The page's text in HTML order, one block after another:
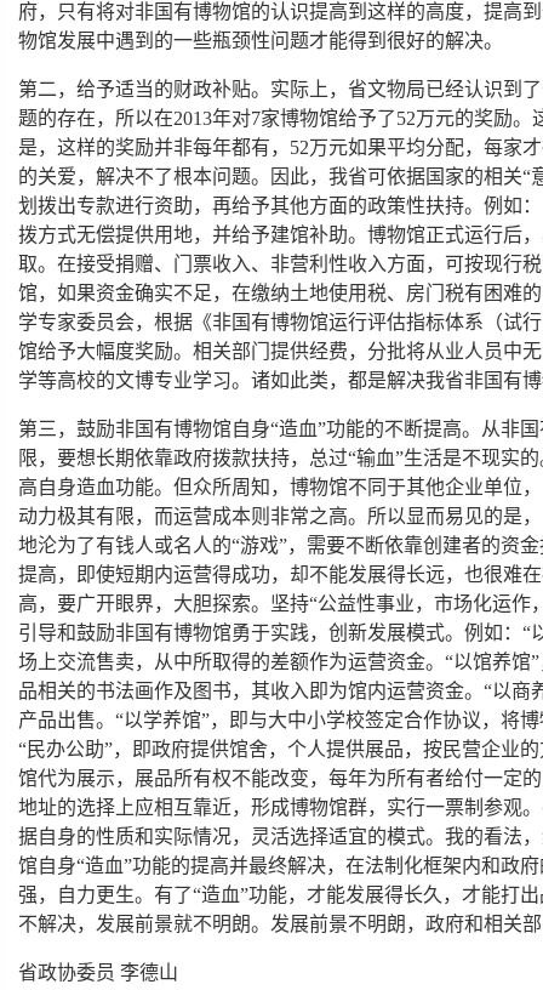
府，只有将对非国有博物馆的认识提高到这样的高度，提高
物馆发展中遇到的一些瓶颈性问题才能得到很好的解决。
第二，给予适当的财政补贴。实际上，省文物局已经认识到
题的存在，所以在2013年对7家博物馆给予了52万元的奖励
是，这样的奖励并非每年都有，52万元如果平均分配，每家
的关爱，解决不了根本问题。因此，我省可依据国家的相关“
划拨出专款进行资助，再给予其他方面的政策性扶持。例如
拨方式无偿提供用地，并给予建馆补助。博物馆正式运行后
取。在接受捐赠、门票收入、非营利性收入方面，可按现行
馆，如果资金确实不足，在缴纳土地使用税、房门税有困难
学专家委员会，根据《非国有博物馆运行评估指标体系（试
馆给予大幅度奖励。相关部门提供经费，分批将从业人员中
学等高校的文博专业学习。诸如此类，都是解决我省非国有
第三，鼓励非国有博物馆自身“造血”功能的不断提高。从非
限，要想长期依靠政府拨款扶持，总过“输血”生活是不现实
高自身造血功能。但众所周知，博物馆不同于其他企业单位
动力极其有限，而运营成本则非常之高。所以显而易见的是
地沦为了有钱人或名人的“游戏”，需要不断依靠创建者的资
提高，即使短期内运营得成功，却不能发展得长远，也很难
高，要广开眼界，大胆探索。坚持“公益性事业，市场化运作
引导和鼓励非国有博物馆勇于实践，创新发展模式。例如：“
场上交流售卖，从中所取得的差额作为运营资金。“以馆养馆
品相关的书法画作及图书，其收入即为馆内运营资金。“以商
产品出售。“以学养馆”，即与大中小学校签定合作协议，将
“民办公助”，即政府提供馆舍，个人提供展品，按民营企业
馆代为展示，展品所有权不能改变，每年为所有者给付一定
地址的选择上应相互靠近，形成博物馆群，实行一票制参观
据自身的性质和实际情况，灵活选择适宜的模式。我的看法
馆自身“造血”功能的提高并最终解决，在法制化框架内和政
强，自力更生。有了“造血”功能，才能发展得长久，才能打
不解决，发展前景就不明朗。发展前景不明朗，政府和相关
省政协委员 李德山